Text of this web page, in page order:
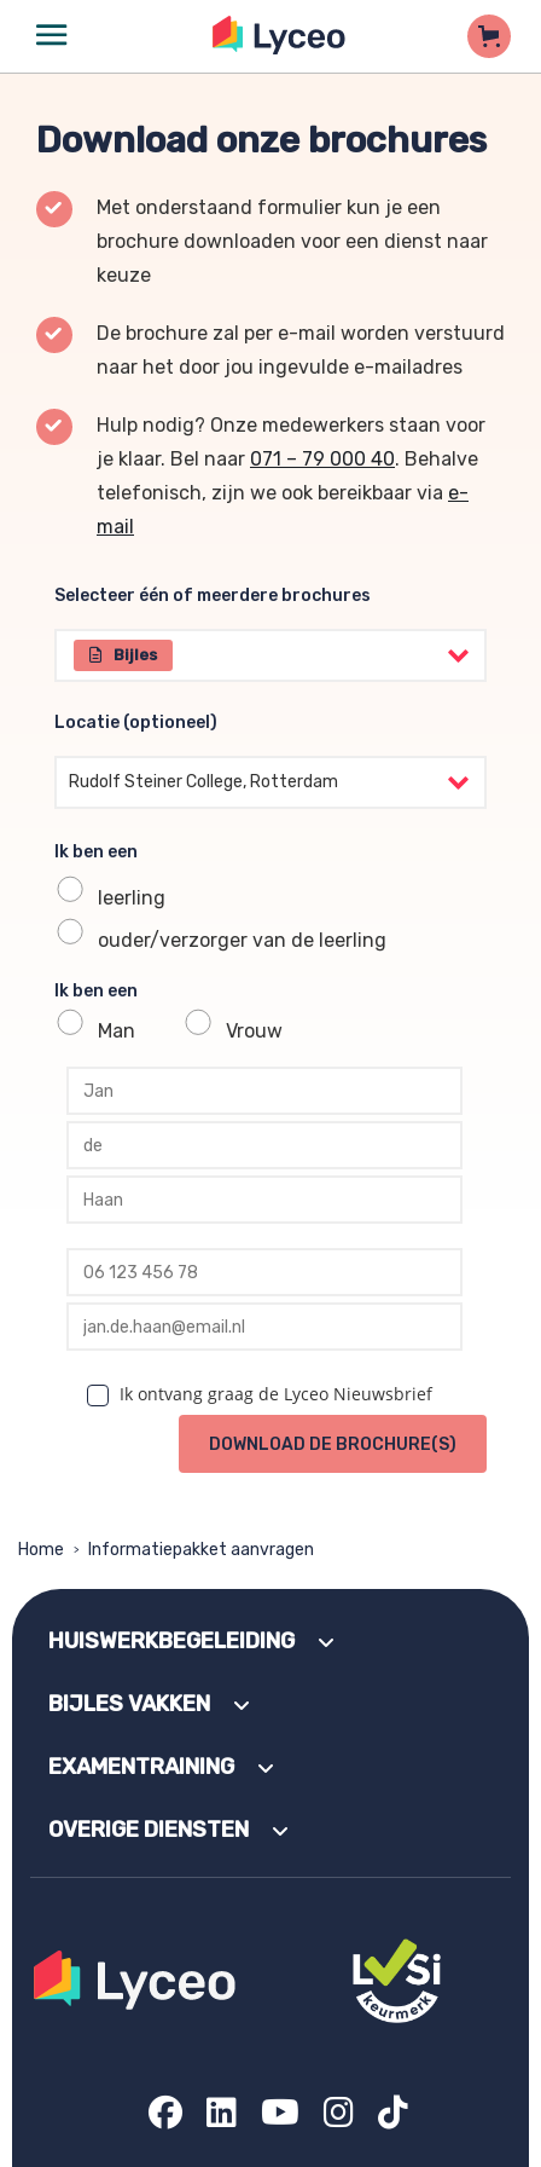
Download onze brochures
Met onderstaand formulier kun je een
brochure downloaden voor een dienst naar
keuze
De brochure zal per e-mail worden verstuurd
naar het door jou ingevulde e-mailadres
Hulp nodig? Onze medewerkers staan voor
je klaar. Bel naar 071 – 79 000 40. Behalve
telefonisch, zijn we ook bereikbaar via e-
mail
Selecteer één of meerdere brochures
Selecteer één of meerdere brochures
Bijles
Locatie (optioneel)
Locatie (optioneel)
Rudolf Steiner College, Rotterdam
Ik ben een
leerling
ouder/verzorger van de leerling
Ik ben een
Man Vrouw
profile voornaam
profile tussenvoegsel
profile achternaam
profile telefoon
profile email
Ik ontvang graag de Lyceo Nieuwsbrief
DOWNLOAD DE BROCHURE(S)
Home > Informatiepakket aanvragen
HUISWERKBEGELEIDING
BIJLES VAKKEN
EXAMENTRAINING
OVERIGE DIENSTEN
Facebook
LinkedIn
YouTube
Instagram
TikTok